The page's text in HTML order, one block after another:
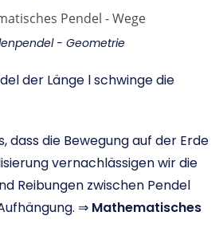
- Geometrie
der Länge l schwinge die
dass die Bewegung auf der Erde
vernachlässigen wir die
Reibungen zwischen Pendel
⇒ Mathematisches